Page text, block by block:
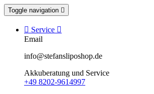
Toggle navigation 
 Service 
Email
info@stefansliposhop.de
Akkuberatung und Service
+49 8202-9614997